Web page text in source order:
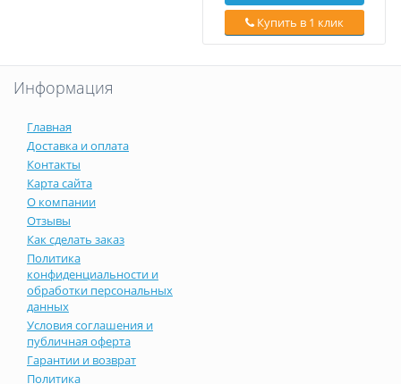
Купить в 1 клик
Информация
Главная
Доставка и оплата
Контакты
Карта сайта
О компании
Отзывы
Как сделать заказ
Политика
конфиденциальности и
обработки персональных
данных
Условия соглашения и
публичная оферта
Гарантии и возврат
Политика